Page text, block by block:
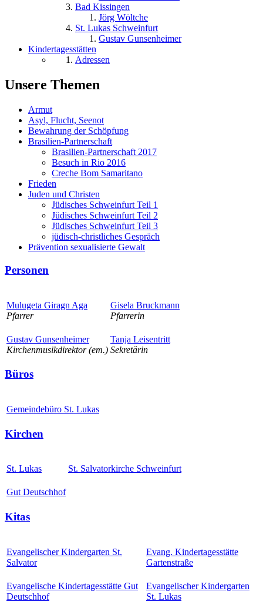
Bad Kissingen
Jörg Wöltche
St. Lukas Schweinfurt
Gustav Gunsenheimer
Kindertagesstätten
Adressen
Unsere Themen
Armut
Asyl, Flucht, Seenot
Bewahrung der Schöpfung
Brasilien-Partnerschaft
Brasilien-Partnerschaft 2017
Besuch in Rio 2016
Creche Bom Samaritano
Frieden
Juden und Christen
Jüdisches Schweinfurt Teil 1
Jüdisches Schweinfurt Teil 2
Jüdisches Schweinfurt Teil 3
jüdisch-christliches Gespräch
Prävention sexualisierte Gewalt
Personen
Mulugeta Giragn Aga
Pfarrer
Gisela Bruckmann
Pfarrerin
Gustav Gunsenheimer
Kirchenmusikdirektor (em.)
Tanja Leisentritt
Sekretärin
Büros
Gemeindebüro St. Lukas
Kirchen
St. Lukas St. Salvatorkirche Schweinfurt
Gut Deutschhof
Kitas
Evangelischer Kindergarten St.
Salvator
Evang. Kindertagesstätte
Gartenstraße
Evangelische Kindertagesstätte Gut
Deutschhof
Evangelischer Kindergarten
St. Lukas